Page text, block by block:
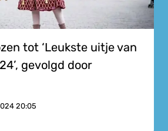
tot ‘Leukste uitje van
gevolgd door
20:05